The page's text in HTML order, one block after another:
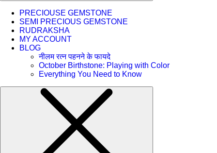
PRECIOUSE GEMSTONE
SEMI PRECIOUS GEMSTONE
RUDRAKSHA
MY ACCOUNT
BLOG
नीलम रत्न पहनने के फायदे
October Birthstone: Playing with Color
Everything You Need to Know